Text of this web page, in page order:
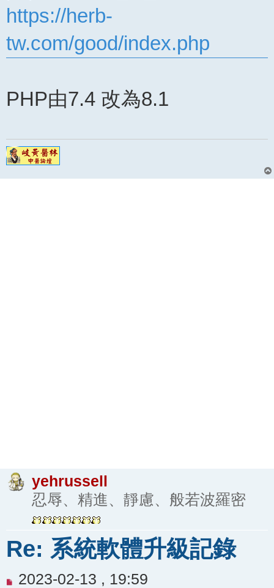
https://herb-
tw.com/good/index.php
PHP由7.4 改為8.1
yehrussell
忍辱、精進、靜慮、般若波羅密
Re: 系統軟體升級記錄
未
2023-02-13 , 19:59